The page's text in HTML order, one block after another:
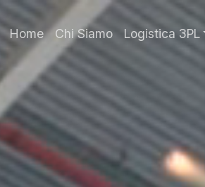
Home Chi Siamo Logistica 3PL